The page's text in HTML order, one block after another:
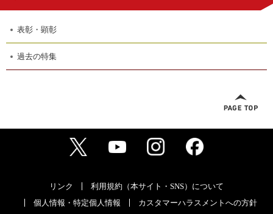
表彰・顕彰
過去の特集
リンク
利用規約（本サイト・SNS）について
個人情報・特定個人情報
カスタマーハラスメントへの方針